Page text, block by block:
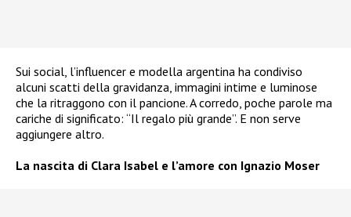
Sui social, l’influencer e modella argentina ha condiviso
alcuni scatti della gravidanza, immagini intime e luminose
che la ritraggono con il pancione. A corredo, poche parole ma
cariche di significato: “Il regalo più grande”. E non serve
aggiungere altro.
La nascita di Clara Isabel e l’amore con Ignazio Moser